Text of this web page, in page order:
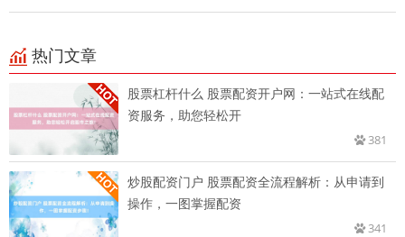
热门文章
股票杠杆什么 股票配资开户网：一站式在线配
资服务，助您轻松开
381
炒股配资门户 股票配资全流程解析：从申请到
操作，一图掌握配资
341